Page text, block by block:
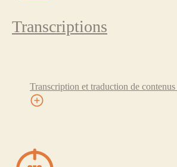
Transcriptions
Transcription et traduction de